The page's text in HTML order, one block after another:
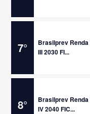
7°
Brasilprev Renda
III 2030 FI...
8°
Brasilprev Renda
IV 2040 FIC...